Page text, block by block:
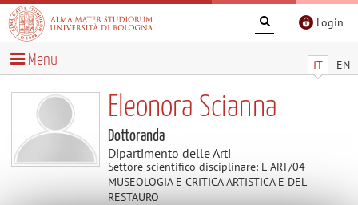
Login
IT EN
Menu
Eleonora Scianna
Dottoranda
Dipartimento delle Arti
Settore scientifico disciplinare: L-ART/04
MUSEOLOGIA E CRITICA ARTISTICA E DEL
RESTAURO